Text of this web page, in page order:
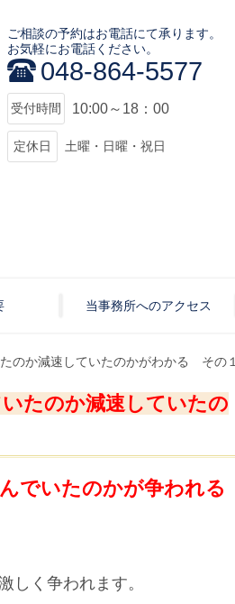
ご相談の予約はお電話にて承ります。
お気軽にお電話ください。
048-864-5577
受付時間 10:00～18：00
定休日 土曜・日曜・祝日
当事務所へのアクセス
のか減速していたのかがわかる その１
たのか減速していたの
でいたのかが争われる
しく争われます。